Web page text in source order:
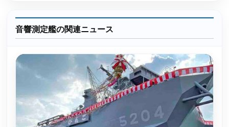
音響測定艦の関連ニュース